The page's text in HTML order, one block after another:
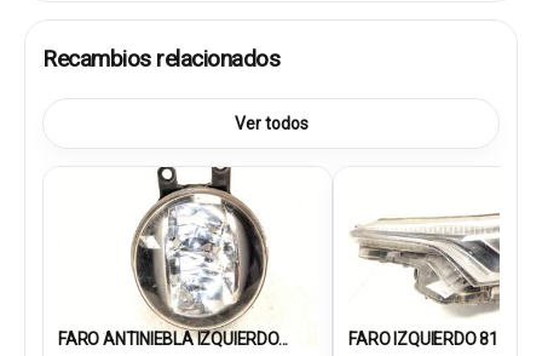
Recambios relacionados
Ver todos
FARO ANTINIEBLA IZQUIERDO... FARO IZQUIERDO